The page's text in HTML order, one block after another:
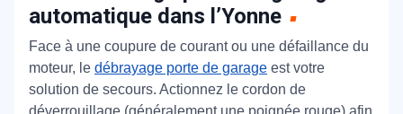
automatique dans l’Yonne
Face à une coupure de courant ou une défaillance du
moteur, le débrayage porte de garage est votre
solution de secours. Actionnez le cordon de
déverrouillage (généralement une poignée rouge) afin